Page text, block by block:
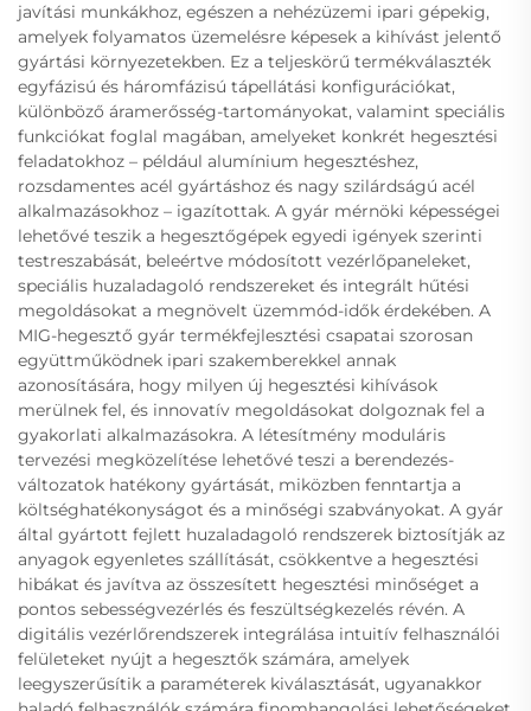
javítási munkákhoz, egészen a nehézüzemi ipari gépekig,
amelyek folyamatos üzemelésre képesek a kihívást jelentő
gyártási környezetekben. Ez a teljeskörű termékválaszték
egyfázisú és háromfázisú tápellátási konfigurációkat,
különböző áramerősség-tartományokat, valamint speciális
funkciókat foglal magában, amelyeket konkrét hegesztési
feladatokhoz – például alumínium hegesztéshez,
rozsdamentes acél gyártáshoz és nagy szilárdságú acél
alkalmazásokhoz – igazítottak. A gyár mérnöki képességei
lehetővé teszik a hegesztőgépek egyedi igények szerinti
testreszabását, beleértve módosított vezérlőpaneleket,
speciális huzaladagoló rendszereket és integrált hűtési
megoldásokat a megnövelt üzemmód-idők érdekében. A
MIG-hegesztő gyár termékfejlesztési csapatai szorosan
együttműködnek ipari szakemberekkel annak
azonosítására, hogy milyen új hegesztési kihívások
merülnek fel, és innovatív megoldásokat dolgoznak fel a
gyakorlati alkalmazásokra. A létesítmény moduláris
tervezési megközelítése lehetővé teszi a berendezés-
változatok hatékony gyártását, miközben fenntartja a
költséghatékonyságot és a minőségi szabványokat. A gyár
által gyártott fejlett huzaladagoló rendszerek biztosítják az
anyagok egyenletes szállítását, csökkentve a hegesztési
hibákat és javítva az összesített hegesztési minőséget a
pontos sebességvezérlés és feszültségkezelés révén. A
digitális vezérlőrendszerek integrálása intuitív felhasználói
felületeket nyújt a hegesztők számára, amelyek
leegyszerűsítik a paraméterek kiválasztását, ugyanakkor